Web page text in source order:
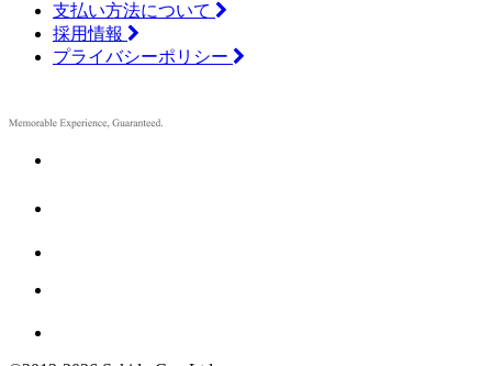
支払い方法について
採用情報
プライバシーポリシー